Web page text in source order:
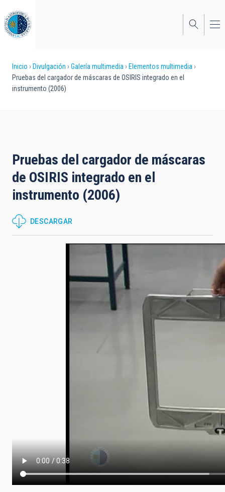
al
contenido
principal
Sobrescribir
enlaces
la
navegación
Inicio Divulgación Galería multimedia
Elementos multimedia
Pruebas del cargador de máscaras de OSIRIS integrado en el
instrumento (2006)
Pruebas del cargador de máscaras
de OSIRIS integrado en el
instrumento (2006)
DESCARGAR